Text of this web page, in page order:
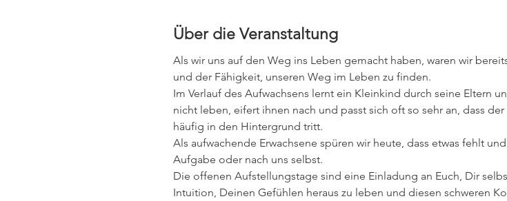
Über die Veranstaltung
Als wir uns auf den Weg ins Leben gemacht haben, waren wir
und der Fähigkeit, unseren Weg im Leben zu finden.
Im Verlauf des Aufwachsens lernt ein Kleinkind durch seine Eltern
nicht leben, eifert ihnen nach und passt sich oft so sehr an, dass
häufig in den Hintergrund tritt.
Als aufwachende Erwachsene spüren wir heute, dass etwas fehlt
Aufgabe oder nach uns selbst.
Die offenen Aufstellungstage sind eine Einladung an Euch, Dir
Intuition, Deinen Gefühlen heraus zu leben und diesen schweren